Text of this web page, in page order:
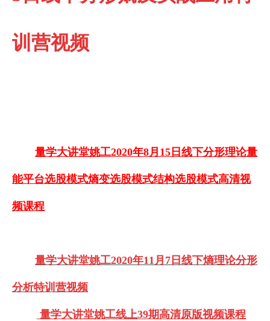
训营视频
量学大讲堂姚工2020年8月15日线下分形理论量
能平台选股模式熵变选股模式结构选股模式高清视
频课程
量学大讲堂姚工2020年11月7日线下熵理论分形
分析特训营视频
量学大讲堂姚工线上39期高清原版视频课程